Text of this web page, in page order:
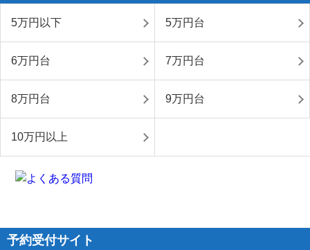
5万円以下 5万円台
6万円台 7万円台
8万円台 9万円台
10万円以上
予約受付サイト